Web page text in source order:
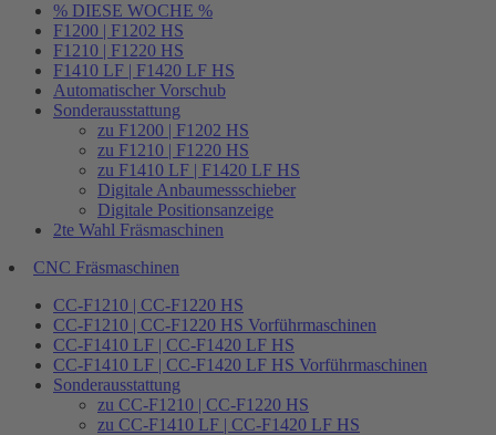
% DIESE WOCHE %
F1200 | F1202 HS
F1210 | F1220 HS
F1410 LF | F1420 LF HS
Automatischer Vorschub
Sonderausstattung
zu F1200 | F1202 HS
zu F1210 | F1220 HS
zu F1410 LF | F1420 LF HS
Digitale Anbaumessschieber
Digitale Positionsanzeige
2te Wahl Fräsmaschinen
CNC Fräsmaschinen
CC-F1210 | CC-F1220 HS
CC-F1210 | CC-F1220 HS Vorführmaschinen
CC-F1410 LF | CC-F1420 LF HS
CC-F1410 LF | CC-F1420 LF HS Vorführmaschinen
Sonderausstattung
zu CC-F1210 | CC-F1220 HS
zu CC-F1410 LF | CC-F1420 LF HS